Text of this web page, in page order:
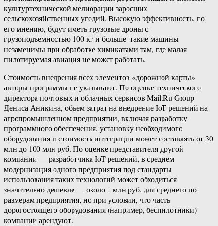
культуртехнической мелиорации заросших
сельскохозяйственных угодий. Высокую эффективность, по
его мнению, будут иметь грузовые дроны с
грузоподъемностью 100 кг и больше: такие машины
незаменимы при обработке химикатами там, где малая
пилотируемая авиация не может работать.
Стоимость внедрения всех элементов «дорожной карты»
авторы программы не указывают. По оценке технического
директора почтовых и облачных сервисов Mail.Ru Group
Дениса Аникина, объем затрат на внедрение IoT-решений на
агропромышленном предприятии, включая разработку
программного обеспечения, установку необходимого
оборудования и стоимость интеграции может составлять от 30
млн до 100 млн руб. По оценке представителя другой
компании — разработчика IoT-решений, в среднем
модернизация одного предприятия под стандарты
использования таких технологий может обходиться
значительно дешевле — около 1 млн руб. для среднего по
размерам предприятия, но при условии, что часть
дорогостоящего оборудования (например, беспилотники)
компании арендуют. ​